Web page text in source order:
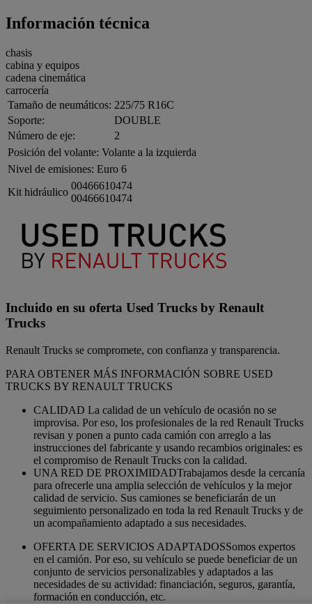
Información técnica
chasis
cabina y equipos
cadena cinemática
carrocería
Tamaño de neumáticos: 225/75 R16C
Soporte:
DOUBLE
Número de eje:
2
Posición del volante: Volante a la izquierda
Nivel de emisiones: Euro 6
Kit hidráulico
00466610474
00466610474
Incluido en su oferta Used Trucks by Renault
Trucks
Renault Trucks se compromete, con confianza y transparencia.
PARA OBTENER MÁS INFORMACIÓN SOBRE USED
TRUCKS BY RENAULT TRUCKS
CALIDAD La calidad de un vehículo de ocasión no se
improvisa. Por eso, los profesionales de la red Renault Trucks
revisan y ponen a punto cada camión con arreglo a las
instrucciones del fabricante y usando recambios originales: es
el compromiso de Renault Trucks con la calidad.
UNA RED DE PROXIMIDADTrabajamos desde la cercanía
para ofrecerle una amplia selección de vehículos y la mejor
calidad de servicio. Sus camiones se beneficiarán de un
seguimiento personalizado en toda la red Renault Trucks y de
un acompañamiento adaptado a sus necesidades.
OFERTA DE SERVICIOS ADAPTADOSSomos expertos
en el camión. Por eso, su vehículo se puede beneficiar de un
conjunto de servicios personalizables y adaptados a las
necesidades de su actividad: financiación, seguros, garantía,
formación en conducción, etc.